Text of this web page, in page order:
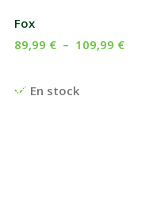
Fox
En stock
89,99 € – 109,99 €